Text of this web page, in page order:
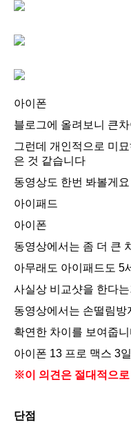
아이폰
블로그에 올려보니 큰
그런데 개인적으로 미
은 것 같습니다
동영상도 한번 봐볼게요
아이패드
아이폰
동영상에서는 좀 더 큰
아무래도 아이패드도 5
사실상 비교샷을 한다
동영상에서는 손떨림방
확연한 차이를 보여줍
아이폰 13 프로 맥스 3
※이 의견은 절대적으
단점